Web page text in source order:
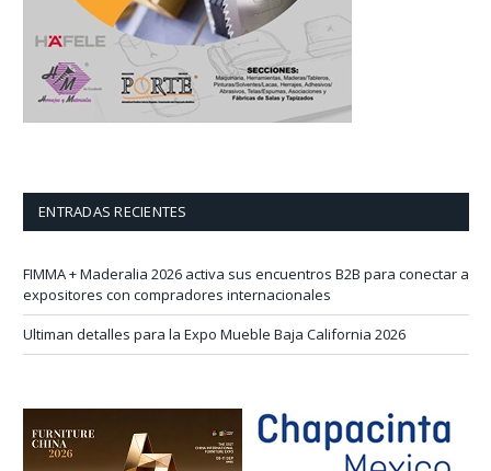
ENTRADAS RECIENTES
FIMMA + Maderalia 2026 activa sus encuentros B2B para conectar a
expositores con compradores internacionales
Ultiman detalles para la Expo Mueble Baja California 2026